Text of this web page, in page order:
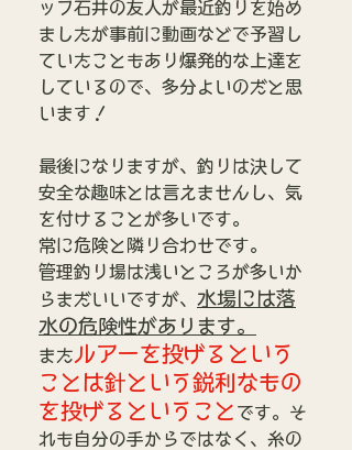
ッフ石井の友人が最近釣りを始め
ましたが事前に動画などで予習し
ていたこともあり爆発的な上達を
しているので、多分よいのだと思
います！
最後になりますが、釣りは決して
安全な趣味とは言えませんし、気
を付けることが多いです。
常に危険と隣り合わせです。
管理釣り場は浅いところが多いか
らまだいいですが、 水場には落
水の危険性があります。
また ルアーを投げるという
ことは針という鋭利なもの
を投げるということ です。そ
れも自分の手からではなく、糸の